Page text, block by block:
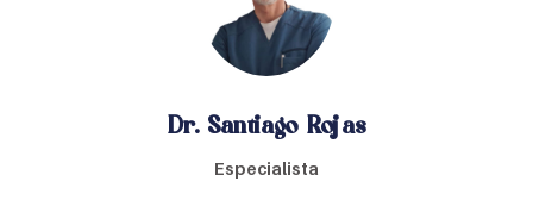
Dr. Santiago Rojas
Especialista